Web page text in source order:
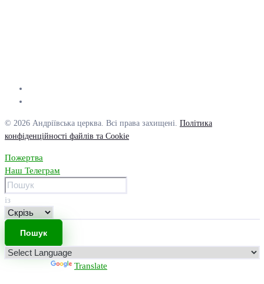
© 2026 Андріївська церква. Всі права захищені. Політика
конфіденційності файлів та Cookie
Пожертва
Наш Телеграм
із
Translate